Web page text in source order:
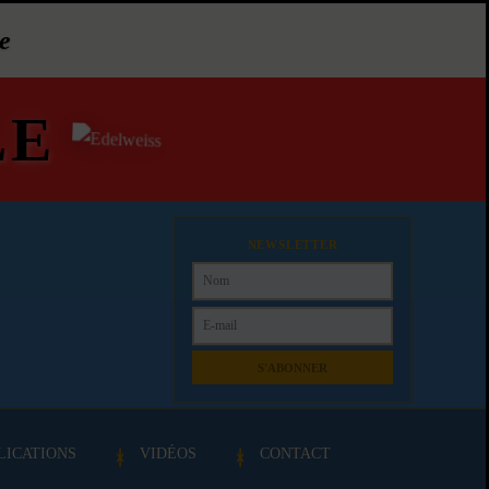
NEWSLETTER
VIDÉOS CONTACT